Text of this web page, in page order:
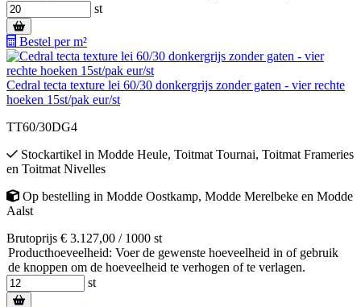
st
Bestel per m²
Cedral tecta texture lei 60/30 donkergrijs zonder gaten - vier rechte
hoeken 15st/pak eur/st
TT60/30DG4
Stockartikel in Modde Heule, Toitmat Tournai, Toitmat Frameries
en Toitmat Nivelles
Op bestelling in Modde Oostkamp, Modde Merelbeke en Modde
Aalst
Brutoprijs € 3.127,00 / 1000 st
Producthoeveelheid: Voer de gewenste hoeveelheid in of gebruik
de knoppen om de hoeveelheid te verhogen of te verlagen.
st